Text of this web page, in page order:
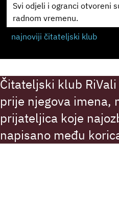
Svi odjeli i ogranci otvoreni
radnom vremenu.
RiVali
najnoviji čitateljski klub
Čitateljski klub
prije njegova imena,
prijateljica koje
napisano među